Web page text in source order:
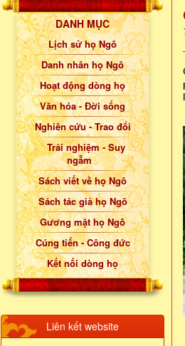
DANH MỤC
Lịch sử họ Ngô
Danh nhân họ Ngô
Hoạt động dòng họ
Văn hóa - Đời sống
Nghiên cứu - Trao đổi
Trải nghiệm - Suy
ngẫm
Sách viết về họ Ngô
Sách tác giả họ Ngô
Gương mặt họ Ngô
Cúng tiến - Công đức
Kết nối dòng họ
Liên kết website